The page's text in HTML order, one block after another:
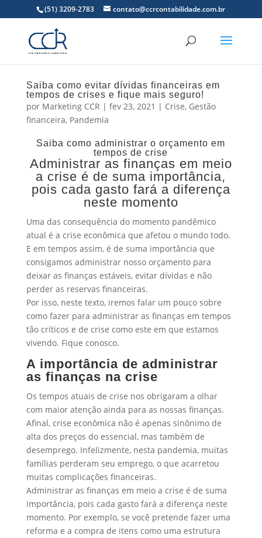
(51) 3209-2783 contato@ccrcontabilidade.com.br
Saiba como evitar dívidas financeiras em
tempos de crises e fique mais seguro!
por Marketing CCR | fev 23, 2021 | Crise, Gestão
financeira, Pandemia
Saiba como administrar o orçamento em
tempos de crise
Administrar as finanças em meio
a crise é de suma importância,
pois cada gasto fará a diferença
neste momento
Uma das consequência do momento pandêmico
atual é a crise econômica que afetou o mundo todo.
E em tempos assim, é de suma importância que
consigamos administrar nosso orçamento para
deixar as finanças estáveis, evitar dívidas e não
perder as reservas financeiras.
Por isso, neste texto, iremos falar um pouco sobre
como fazer para administrar as finanças em tempos
tão críticos e de crise como este em que estamos
vivendo. Fique conosco.
A importância de administrar
as finanças na crise
Os tempos atuais de crise nos obrigaram a olhar
com maior atenção ainda para as nossas finanças.
Afinal, crise econômica não é apenas sinônimo de
alta dos preços do essencial, mas também de
desemprego. Infelizmente, nesta pandemia, muitas
famílias perderam seu emprego, o que acarretou
muitas complicações financeiras.
Administrar as finanças em meio a crise é de suma
importância, pois cada gasto fará a diferença neste
momento. Por exemplo, se você pretende fazer uma
reforma e a compra de itens como uma estrutura